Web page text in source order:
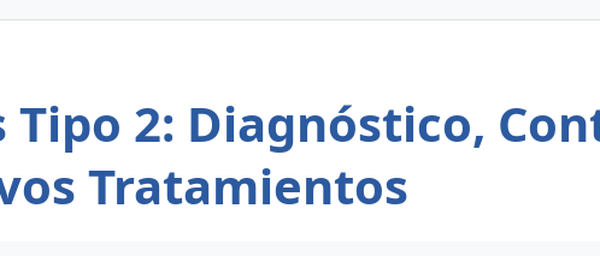
2: Diagnóstico,
Tratamientos